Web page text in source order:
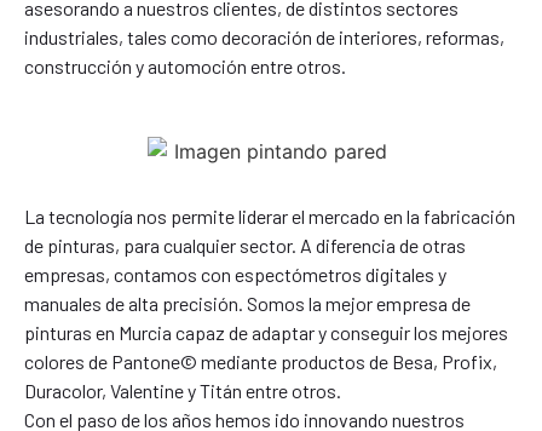
asesorando a nuestros clientes, de distintos sectores
industriales, tales como decoración de interiores, reformas,
construcción y automoción entre otros.
La tecnología nos permite liderar el mercado en la fabricación
de pinturas, para cualquier sector. A diferencia de otras
empresas, contamos con espectómetros digitales y
manuales de alta precisión. Somos la mejor empresa de
pinturas en Murcia capaz de adaptar y conseguir los mejores
colores de Pantone© mediante productos de Besa, Profix,
Duracolor, Valentine y Titán entre otros.
Con el paso de los años hemos ido innovando nuestros